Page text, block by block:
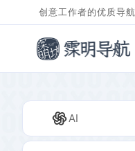
创意工作者的优质导航
AI